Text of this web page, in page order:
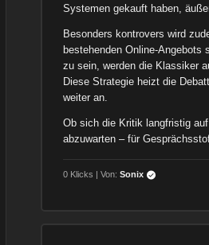
Systemen gekauft haben,
Besonders kontrovers wird
bestehenden Online-
zu sein, werden die Klassiker
Diese Strategie heizt die
weiter an.
Ob sich die Kritik langfristig
abzuwarten – für
0 Klicks | Von:Sonix